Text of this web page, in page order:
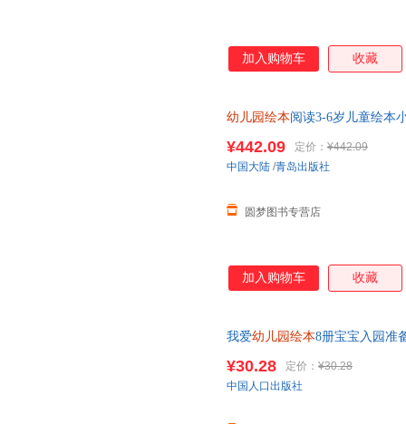
加入购物车 收藏
幼儿园绘本阅读3-6岁儿童绘本
¥442.09 定价： ¥442.09
圆梦图书专营店
中国大陆 /青岛出版社
加入购物车 收藏
我爱幼儿园绘本8册宝宝入园准
退换货【让您无忧购物】
¥30.28 定价： ¥30.28
中国人口出版社